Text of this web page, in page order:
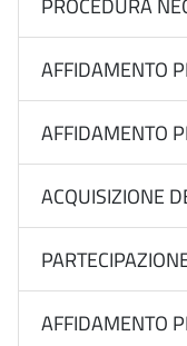
AFFIDAMENTO
AFFIDAMENTO
ACQUISIZIONE
AFFIDAMENTO